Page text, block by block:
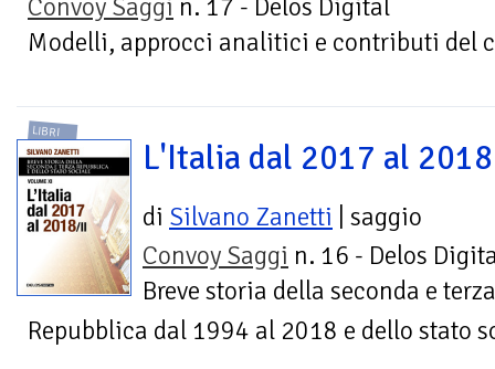
Convoy Saggi n. 17 - Delos Digital
Modelli, approcci analitici e contributi del
LIBRI
L'Italia dal 2017 al
di Silvano Zanetti | saggio
Convoy Saggi n. 16 - Delos
Breve storia della seconda e terza
Repubblica dal 1994 al 2018 e dello stato